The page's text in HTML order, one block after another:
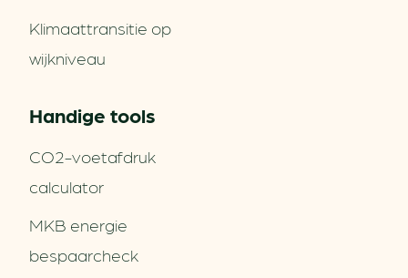
Klimaattransitie op
wijkniveau
Handige tools
CO2-voetafdruk
calculator
MKB energie
bespaarcheck